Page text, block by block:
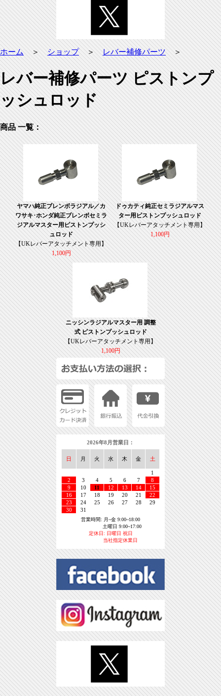
ホーム＞ショップ＞レバー補修パーツ＞
レバー補修パーツ ピストンプ
ッシュロッド
商品 一覧：
ヤマハ純正ブレンボラジアル／カ
ワサキ･ホンダ純正ブレンボセミラ
ジアルマスター用ピストンプッシ
ュロッド
【UKレバーアタッチメント専用】
1,100円
ドゥカティ純正セミラジアルマス
ター用ピストンプッシュロッド
【UKレバーアタッチメント専用】
1,100円
ニッシンラジアルマスター用 調整
式 ピストンプッシュロッド
【UKレバーアタッチメント専用】
1,100円
2026年8月営業日：
日 月 火 水 木 金 土
1
2
3 4 5 6 7
8
9
10 11 12 13 14
15
16
17 18 19 20 21
22
23
24 25 26 27 28
29
30
31
営業時間: 月~金 9:00~18:00
土曜日 9:00~17:00
定休日: 日曜日 祝日
当社指定休業日